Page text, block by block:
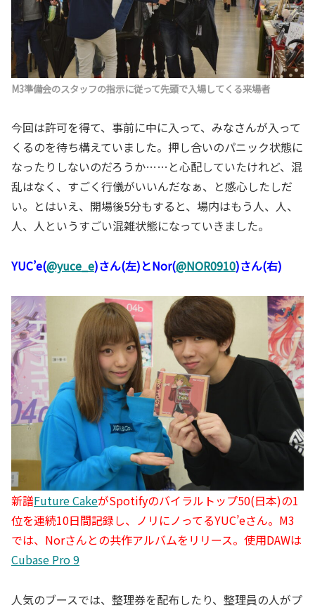
M3準備会のスタッフの指示に従って先頭で入場してくる来場者
今回は許可を得て、事前に中に入って、みなさんが入って
くるのを待ち構えていました。押し合いのパニック状態に
なったりしないのだろうか……と心配していたけれど、混
乱はなく、すごく行儀がいいんだなぁ、と感心したしだ
い。とはいえ、開場後5分もすると、場内はもう人、人、
人、人というすごい混雑状態になっていきました。
YUC’e(@yuce_e)さん(左)とNor(@NOR0910)さん(右)
新譜Future CakeがSpotifyのバイラルトップ50(日本)の1
位を連続10日間記録し、ノリにノってるYUC’eさん。M3
では、Norさんとの共作アルバムをリリース。使用DAWは
Cubase Pro 9
人気のブースでは、整理券を配布したり、整理員の人がプ